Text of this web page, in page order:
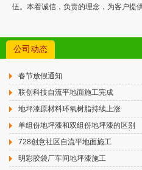
伍。本着诚信，负责的理念，为客户提
公司动态
春节放假通知
联创科技自流平地面施工完成
地坪漆原材料环氧树脂持续上涨
单组份地坪漆和双组份地坪漆的区别
728创意社区自流平地面施工
明彩胶袋厂车间地坪漆施工